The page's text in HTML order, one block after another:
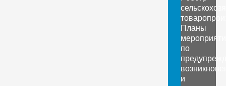
Планы
по
и